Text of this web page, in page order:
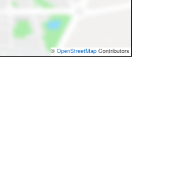
© OpenStreetMap Contributors